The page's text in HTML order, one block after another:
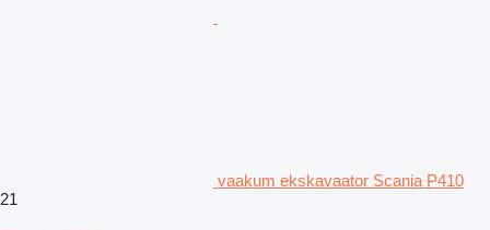
vaakum ekskavaator Scania P410
21